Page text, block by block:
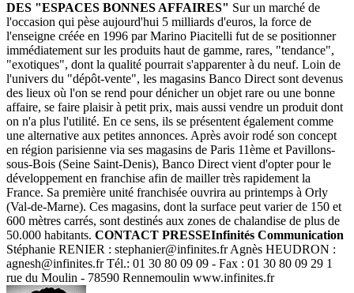
DES "ESPACES BONNES AFFAIRES" Sur un marché de
l'occasion qui pèse aujourd'hui 5 milliards d'euros, la force de
l'enseigne créée en 1996 par Marino Piacitelli fut de se positionner
immédiatement sur les produits haut de gamme, rares, "tendance",
"exotiques", dont la qualité pourrait s'apparenter à du neuf. Loin de
l'univers du "dépôt-vente", les magasins Banco Direct sont devenus
des lieux où l'on se rend pour dénicher un objet rare ou une bonne
affaire, se faire plaisir à petit prix, mais aussi vendre un produit dont
on n'a plus l'utilité. En ce sens, ils se présentent également comme
une alternative aux petites annonces. Après avoir rodé son concept
en région parisienne via ses magasins de Paris 11ème et Pavillons-
sous-Bois (Seine Saint-Denis), Banco Direct vient d'opter pour le
développement en franchise afin de mailler très rapidement la
France. Sa première unité franchisée ouvrira au printemps à Orly
(Val-de-Marne). Ces magasins, dont la surface peut varier de 150 et
600 mètres carrés, sont destinés aux zones de chalandise de plus de
50.000 habitants. CONTACT PRESSEInfinités Communication
Stéphanie RENIER : stephanier@infinites.frAgnès HEUDRON :
agnesh@infinites.frTél.: 01 30 80 09 09 - Fax : 01 30 80 09 29 1
rue du Moulin - 78590 Rennemoulin www.infinites.fr